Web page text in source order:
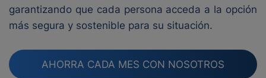
garantizando que cada persona acceda a la opción
más segura y sostenible para su situación.
AHORRA CADA MES CON NOSOTROS